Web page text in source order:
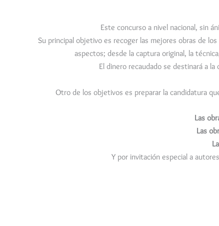
Este concurso a nivel nacional, sin
Su principal objetivo es recoger las mejores obras de
aspectos; desde la captura original, la
El dinero recaudado se destinará a
Otro de los objetivos es preparar la candidatura
Las
Las
Y por invitación especial a